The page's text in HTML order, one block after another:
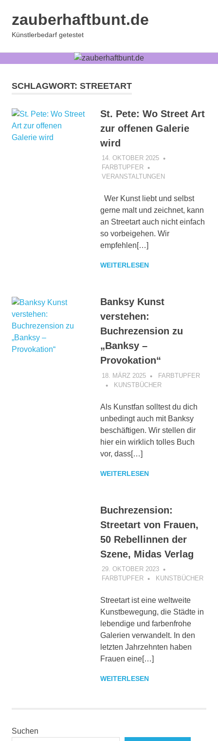
Inhaltzauberhaftbunt.de
Künstlerbedarf getestet
SCHLAGWORT: STREETART
St. Pete: Wo Street Art
zur offenen Galerie
wird
14. OKTOBER 2025
FARBTUPFER
VERANSTALTUNGEN
Wer Kunst liebt und selbst
gerne malt und zeichnet, kann
an Streetart auch nicht einfach
so vorbeigehen. Wir
empfehlen[…]
WEITERLESEN
Banksy Kunst
verstehen:
Buchrezension zu
„Banksy –
Provokation“
18. MÄRZ 2025
FARBTUPFER
KUNSTBÜCHER
Als Kunstfan solltest du dich
unbedingt auch mit Banksy
beschäftigen. Wir stellen dir
hier ein wirklich tolles Buch
vor, dass[…]
WEITERLESEN
Buchrezension:
Streetart von Frauen,
50 Rebellinnen der
Szene, Midas Verlag
29. OKTOBER 2023
FARBTUPFER
KUNSTBÜCHER
Streetart ist eine weltweite
Kunstbewegung, die Städte in
lebendige und farbenfrohe
Galerien verwandelt. In den
letzten Jahrzehnten haben
Frauen eine[…]
WEITERLESEN
Suchen